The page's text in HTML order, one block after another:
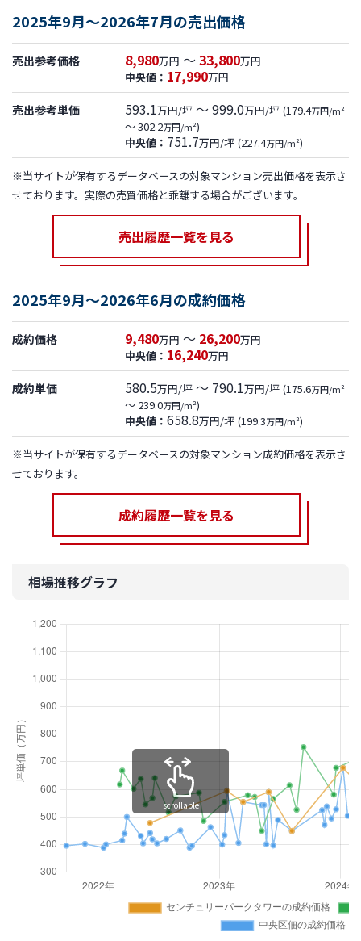
2025年9月～2026年7月の売出価格
売出参考価格 8,980万円 ～ 33,800万円
中央値： 17,990万円
売出参考単価 593.1万円/坪 ～ 999.0万円/坪 (179.4万円/m²
～ 302.2万円/m²)
中央値： 751.7万円/坪 (227.4万円/m²)
※当サイトが保有するデータベースの対象マンション売出価格を表示さ
せております。実際の売買価格と乖離する場合がございます。
売出履歴一覧を見る
2025年9月～2026年6月の成約価格
成約価格 9,480万円 ～ 26,200万円
中央値： 16,240万円
成約単価 580.5万円/坪 ～ 790.1万円/坪 (175.6万円/m²
～ 239.0万円/m²)
中央値： 658.8万円/坪 (199.3万円/m²)
※当サイトが保有するデータベースの対象マンション成約価格を表示さ
せております。
成約履歴一覧を見る
相場推移グラフ
scrollable